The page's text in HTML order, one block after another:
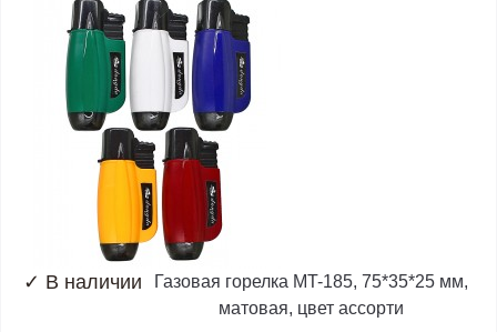
✓ В наличии
Газовая горелка MT-185, 75*35*25 мм,
матовая, цвет ассорти